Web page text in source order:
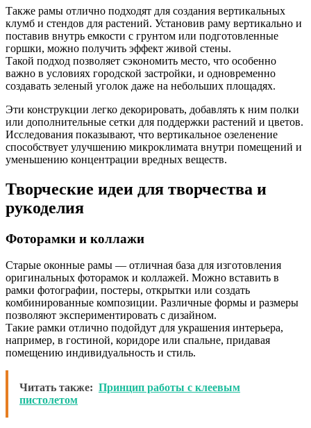
Также рамы отлично подходят для создания вертикальных
клумб и стендов для растений. Установив раму вертикально и
поставив внутрь емкости с грунтом или подготовленные
горшки, можно получить эффект живой стены.
Такой подход позволяет сэкономить место, что особенно
важно в условиях городской застройки, и одновременно
создавать зеленый уголок даже на небольших площадях.
Эти конструкции легко декорировать, добавлять к ним полки
или дополнительные сетки для поддержки растений и цветов.
Исследования показывают, что вертикальное озеленение
способствует улучшению микроклимата внутри помещений и
уменьшению концентрации вредных веществ.
Творческие идеи для творчества и
рукоделия
Фоторамки и коллажи
Старые оконные рамы — отличная база для изготовления
оригинальных фоторамок и коллажей. Можно вставить в
рамки фотографии, постеры, открытки или создать
комбинированные композиции. Различные формы и размеры
позволяют экспериментировать с дизайном.
Такие рамки отлично подойдут для украшения интерьера,
например, в гостиной, коридоре или спальне, придавая
помещению индивидуальность и стиль.
Читать также: Принцип работы с клеевым
пистолетом